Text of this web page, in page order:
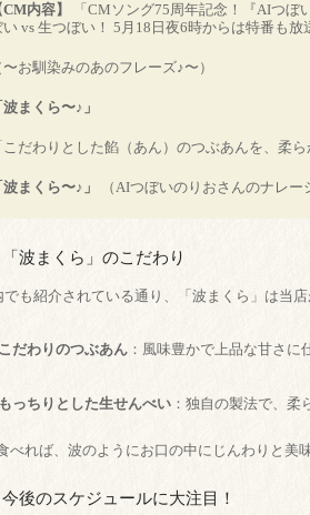
CM内容】
「CMソング75周年記念！『AIつぼ
い vs 生つぼい！ 5月18日夜6時からは特番も放
〜お馴染みのあのフレーズ♪〜）
波まくら〜♪」
こだわりとした餡（あん）のつぶあんを、柔
波まくら〜♪」 （AIつぼいのりおさんのナレ
「波まくら」のこだわり
でも紹介されている通り、「波まくら」は当
こだわりのつぶあん ：風味豊かで上品な甘さに
もっちりとした生せんべい ：独自の製法で、柔
べれば、波のようにお口の中にじんわりと美
今後のスケジュールに大注目！